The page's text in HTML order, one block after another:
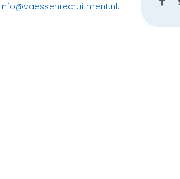
info@vaessenrecruitment.nl.